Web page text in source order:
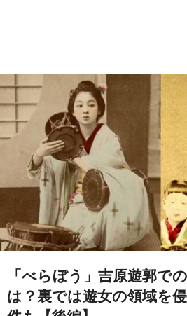
「べらぼう」吉原遊郭で
は？裏では遊女の領域を